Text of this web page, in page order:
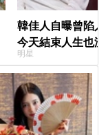
韓佳人自曝曾陷
今天結束人生也
YouTube重拾生
明星